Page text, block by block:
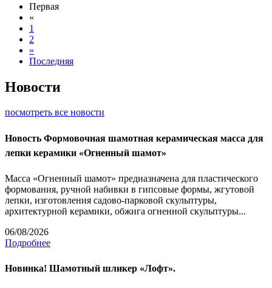
Первая
«
1
2
»
Последняя
Новости
посмотреть все новости
Новость Формовочная шамотная керамическая масса для
лепки керамики «Огненный шамот»
Масса «Огненный шамот» предназначена для пластического
формования, ручной набивки в гипсовые формы, жгутовой
лепки, изготовления садово-парковой скульптуры,
архитектурной керамики, обжига огненной скульптуры...
06/08/2026
Подробнее
Новинка! Шамотный шликер «Лофт».